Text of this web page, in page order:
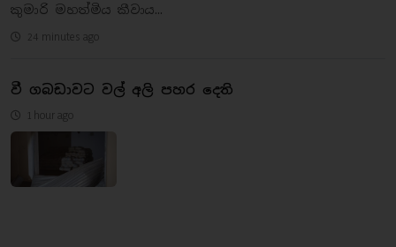
කුමාරි මහත්මිය කීවාය...
24 minutes ago
වී ගබඩාවට වල් අලි පහර දෙති
1 hour ago